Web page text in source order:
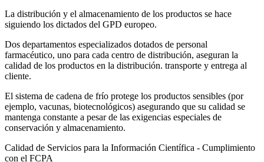
La distribución y el almacenamiento de los productos se hace
siguiendo los dictados del GPD europeo.
Dos departamentos especializados dotados de personal
farmacéutico, uno para cada centro de distribución, aseguran la
calidad de los productos en la distribución. transporte y entrega al
cliente.
El sistema de cadena de frío protege los productos sensibles (por
ejemplo, vacunas, biotecnológicos) asegurando que su calidad se
mantenga constante a pesar de las exigencias especiales de
conservación y almacenamiento.
Calidad de Servicios para la Información Científica - Cumplimiento
con el FCPA